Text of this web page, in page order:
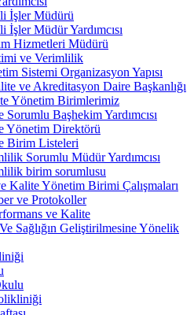
İşler Müdürü
İşler Müdür Yardımcısı
Hizmetleri Müdürü
ve Verimlilik
Sistemi Organizasyon Yapısı
ve Akreditasyon Daire Başkanlığı
Yönetim Birimlerimiz
Sorumlu Başhekim Yardımcısı
Yönetim Direktörü
Birim Listeleri
Sorumlu Müdür Yardımcısı
birim sorumlusu
Kalite Yönetim Birimi Çalışmaları
ve Protokoller
ve Kalite
Sağlığın Geliştirilmesine Yönelik